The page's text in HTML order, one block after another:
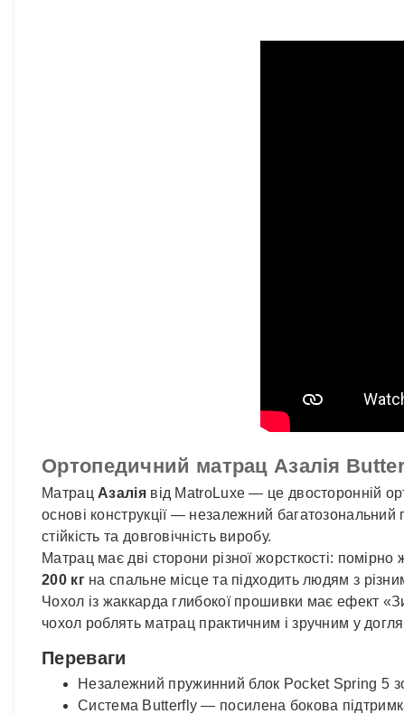
Ортопедичний матрац Азалія
Матрац Азаліявід MatroLuxe — це двосторонній
основі конструкції — незалежний
стійкість та довговічність виробу.
Матрац має дві сторони різної жорсткості:
200 кгна спальне місце та підходить людям з
Чохол із жаккарда глибокої прошивки має ефект
чохол роблять матрац практичним і зручним у
Переваги
Незалежний пружинний блок Pocket Spring 5
Система Butterfly — посилена бокова